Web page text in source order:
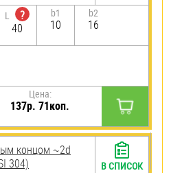
L
?
40
b1
10
b2
16
Цена:
137р. 71коп.
концом ~2d
304)
В СПИСОК